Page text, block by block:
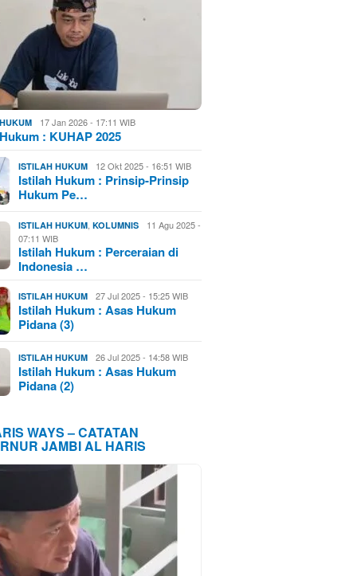
17 Jan 2026 - 17:11 WIB
: KUHAP 2025
ISTILAH HUKUM 12 Okt 2025 - 16:51 WIB
Istilah Hukum : Prinsip-Prinsip
Hukum Pe…
ISTILAH HUKUM ,KOLUMNIS
11 Agu 2025 -
07:11 WIB
Istilah Hukum : Perceraian di
Indonesia …
ISTILAH HUKUM 27 Jul 2025 - 15:25 WIB
Istilah Hukum : Asas Hukum
Pidana (3)
ISTILAH HUKUM 26 Jul 2025 - 14:58 WIB
Istilah Hukum : Asas Hukum
Pidana (2)
WAYS – CATATAN
JAMBI AL HARIS